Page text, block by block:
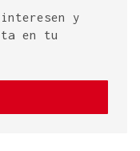
y
en tu